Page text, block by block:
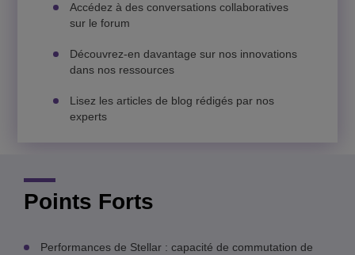
Accédez à des conversations collaboratives
sur le forum
Découvrez-en davantage sur nos innovations
dans nos ressources
Lisez les articles de blog rédigés par nos
experts
Points Forts
Performances de Stellar : capacité de commutation de